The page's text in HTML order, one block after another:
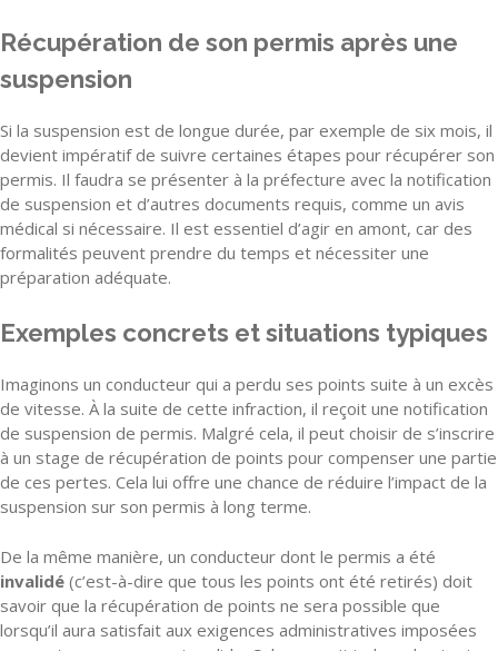
Récupération de son permis après une
suspension
Si la suspension est de longue durée, par exemple de six mois, il
devient impératif de suivre certaines étapes pour récupérer son
permis. Il faudra se présenter à la préfecture avec la notification
de suspension et d’autres documents requis, comme un avis
médical si nécessaire. Il est essentiel d’agir en amont, car des
formalités peuvent prendre du temps et nécessiter une
préparation adéquate.
Exemples concrets et situations typiques
Imaginons un conducteur qui a perdu ses points suite à un excès
de vitesse. À la suite de cette infraction, il reçoit une notification
de suspension de permis. Malgré cela, il peut choisir de s’inscrire
à un stage de récupération de points pour compenser une partie
de ces pertes. Cela lui offre une chance de réduire l’impact de la
suspension sur son permis à long terme.
De la même manière, un conducteur dont le permis a été
invalidé (c’est-à-dire que tous les points ont été retirés) doit
savoir que la récupération de points ne sera possible que
lorsqu’il aura satisfait aux exigences administratives imposées